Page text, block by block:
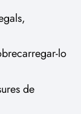
lo
de